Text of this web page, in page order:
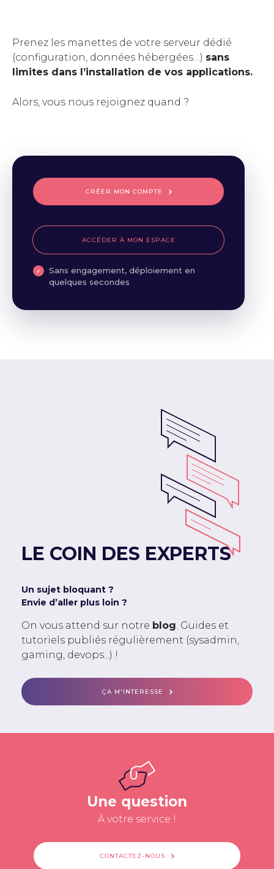
Prenez les manettes de votre serveur dédié
(configuration, données hébergées…) sans
limites dans l’installation de vos applications.
Alors, vous nous rejoignez quand ?
CRÉER MON COMPTE
ACCÉDER À MON ESPACE
Sans engagement, déploiement en
quelques secondes
LE COIN DES EXPERTS
Un sujet bloquant ?
Envie d’aller plus loin ?
On vous attend sur notre blog. Guides et
tutoriels publiés régulièrement (sysadmin,
gaming, devops...) !
ÇA M'INTERESSE
Une question
À votre service !
CONTACTEZ-NOUS